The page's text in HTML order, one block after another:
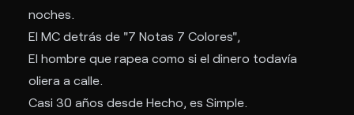
noches.
El MC detrás de "7 Notas 7 Colores",
El hombre que rapea como si el dinero todavía
oliera a calle.
Casi 30 años desde Hecho, es Simple.